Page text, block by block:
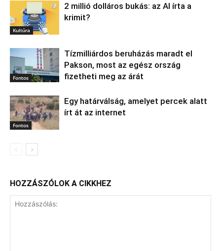
Kultúra
2 millió dolláros bukás: az AI írta a
krimit?
Fontos
Tízmilliárdos beruházás maradt el
Pakson, most az egész ország
fizetheti meg az árát
Fontos
Egy határválság, amelyet percek alatt
írt át az internet
HOZZÁSZÓLOK A CIKKHEZ